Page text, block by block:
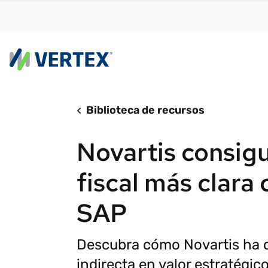
con
forma
INVESTIGACIÓN
sus
Biblioteca de recursos
Novartis
fiscal más clara
SAP
Descubra cómo Novartis ha
indirecta en valor